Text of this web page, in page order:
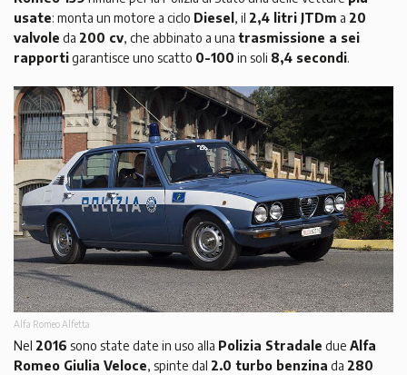
usate: monta un motore a ciclo Diesel , il 2,4 litri JTDm a 20
valvole da 200 cv, che abbinato a una trasmissione a sei
rapportigarantisce uno scatto 0-100 in soli 8,4 secondi.
Alfa Romeo Alfetta
Nel 2016 sono state date in uso alla Polizia Stradale due Alfa
Romeo Giulia Veloce, spinte dal 2.0 turbo benzina da 280